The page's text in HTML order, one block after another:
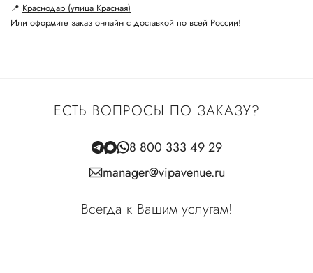
📍 Краснодар (улица Красная)
Или оформите заказ онлайн с доставкой по всей России!
ЕСТЬ ВОПРОСЫ ПО ЗАКАЗУ?
8 800 333 49 29
manager@vipavenue.ru
Всегда к Вашим услугам!